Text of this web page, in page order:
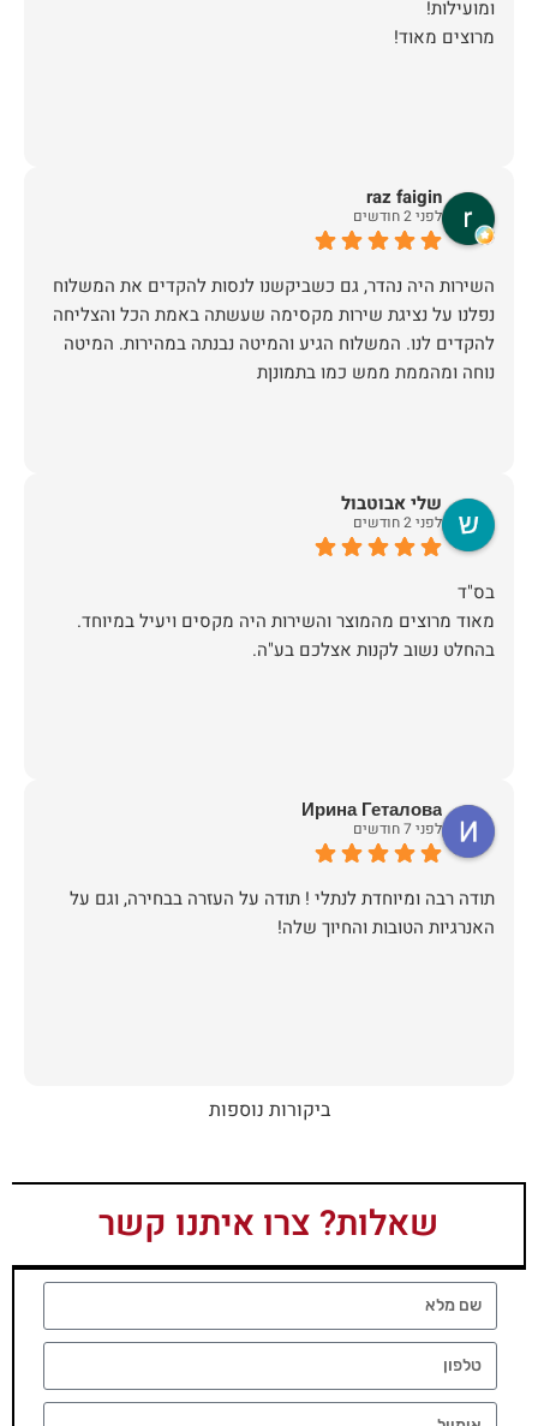
מרוצים מאוד!
raz faigin
לפני 2 חודשים
השירות היה נהדר, גם כשביקשנו לנסות להקדים את המשלוח
נפלנו על נציגת שירות מקסימה שעשתה באמת הכל והצליחה
להקדים לנו. המשלוח הגיע והמיטה נבנתה במהירות. המיטה
נוחה ומהממת ממש כמו בתמונןת
שלי אבוטבול
לפני 2 חודשים
מאוד מרוצים מהמוצר והשירות היה מקסים ויעיל במיוחד.
בהחלט נשוב לקנות אצלכם בע"ה.
Ирина Геталова
לפני 7 חודשים
​תודה רבה ומיוחדת לנתלי ! תודה על העזרה בבחירה, וגם על
האנרגיות הטובות והחיוך שלה!
ביקורות נוספות
שאלות? צרו איתנו קשר